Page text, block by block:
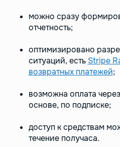
можно сразу
отчетность;
оптимизировано
ситуаций, есть Stripe
возвратных платежей;
возможна оплата
основе, по подписке;
доступ к средствам
течение получаса.